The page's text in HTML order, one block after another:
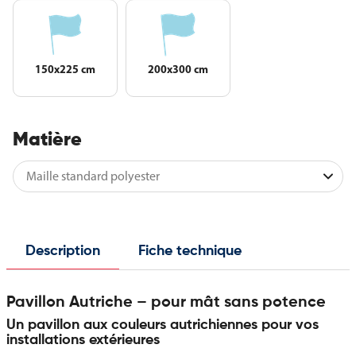
150x225 cm 200x300 cm
Matière
Description Fiche technique
Pavillon Autriche – pour mât sans potence
Un pavillon aux couleurs autrichiennes pour vos
installations extérieures